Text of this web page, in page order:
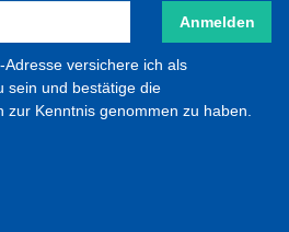
Anmelden
versichere ich als
sein und bestätige die
zur Kenntnis genommen zu haben.